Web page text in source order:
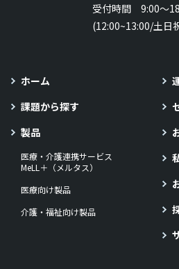
受付時間 9:00～
(12:00~13:00/土日
ホーム
課題から探す
製品
医療・介護連携サービス
MeLL＋（メルタス）
医療向け製品
介護・福祉向け製品